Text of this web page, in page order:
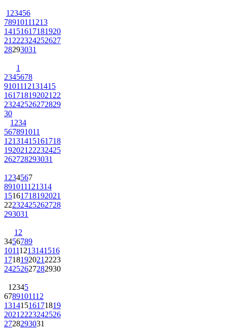
1 23456
78910111213
14151617181920
21 222324252627
28293031
1
2345678
9101112131415
161718192021 22
23242526272829
30
1 234
567891011
12131415161718
192021 22232425
262728293031
1 234567
891011121314
15161718192021
22232425262728
293031
1 2
3456789
10111213141516
1718192021 2223
24252627282930
1 2345
6789101112
13141516171819
2021 2223242526
2728293031